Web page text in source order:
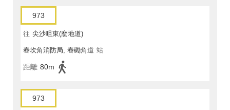
973
往 尖沙咀東(麼地道)
舂坎角消防局, 舂磡角道 站
距離 80m
973